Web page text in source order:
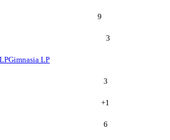
9
3
Gimnasia LP
3
+1
6